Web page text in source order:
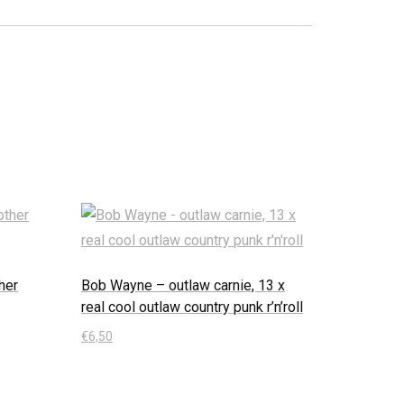
Bob Wayne – outlaw carnie, 13 x
real cool outlaw country punk r’n’roll
€6,50